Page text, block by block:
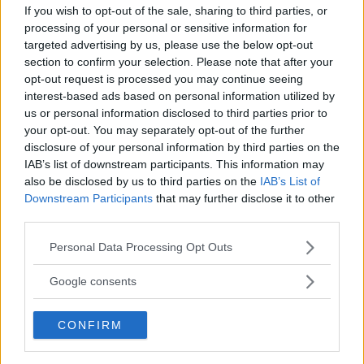
If you wish to opt-out of the sale, sharing to third parties, or
processing of your personal or sensitive information for
targeted advertising by us, please use the below opt-out
section to confirm your selection. Please note that after your
opt-out request is processed you may continue seeing
interest-based ads based on personal information utilized by
us or personal information disclosed to third parties prior to
your opt-out. You may separately opt-out of the further
disclosure of your personal information by third parties on the
IAB’s list of downstream participants. This information may
also be disclosed by us to third parties on the IAB’s List of
Downstream Participants that may further disclose it to other
Please note that this website/app uses one or more Google
not limited to your visit or usage behaviour. You may click to
use your data for below specified purposes in below Google
consent section.
Personal Data Processing Opt Outs
Google consents
CONFIRM
qualche idea per intrattenere i piccoli ospiti
durante la cerimonia per evitare che possano
annoiarsi sia a tavola che dopo. Venendo
incontro alle esigenze dei genitori di godersi
la festa e a quelle degli sposi di non avere
problemi.
FESTE RELIGIOSE
Battesimi, comunioni e cresime